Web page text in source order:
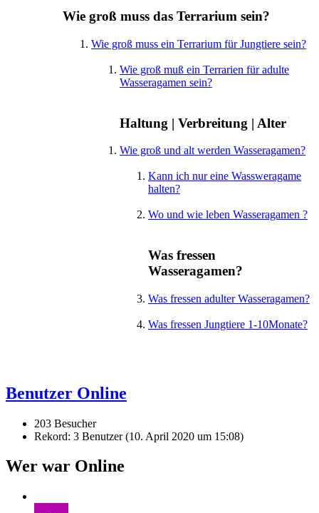
Wie groß muss das Terrarium sein?
Wie groß muss ein Terrarium für Jungtiere sein?
Wie groß muß ein Terrarien für adulte
Wasseragamen sein?
Haltung | Verbreitung | Alter
Wie groß und alt werden Wasseragamen?
Kann ich nur eine Wassweragame
halten?
Wo und wie leben Wasseragamen ?
Was fressen
Wasseragamen?
Was fressen adulter Wasseragamen?
Was fressen Jungtiere 1-10Monate?
Benutzer Online
203 Besucher
Rekord: 3 Benutzer (10. April 2020 um 15:08)
Wer war Online